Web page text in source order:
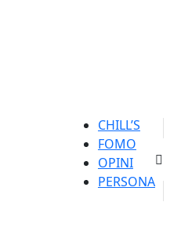
CHILL’S
FOMO
OPINI
PERSONA